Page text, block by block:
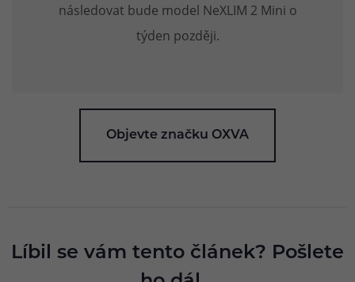
následovat bude model NeXLIM 2 Mini o
týden později.
Objevte značku OXVA
Líbil se vám tento článek? Pošlete